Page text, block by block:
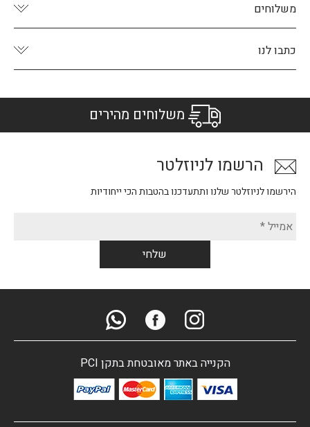
משלוחים
כתבו לנו
משלוחים מהירים
הרשמו לניוזלטר
הירשמו לניוזלטר שלנו ותתעדכנו בהטבות הכי ייחודיות
הקנייה באתר מאובטחת בתקן PCI